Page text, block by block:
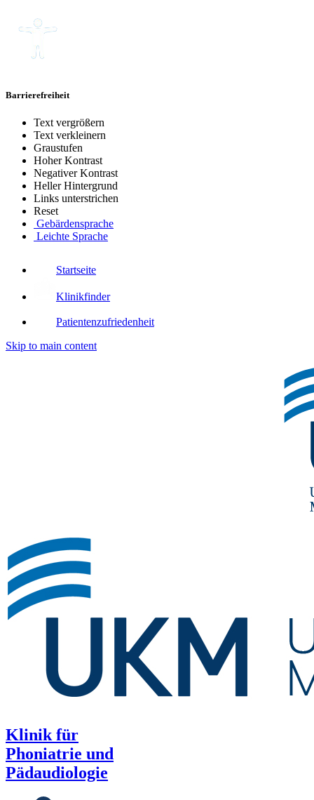
Barrierefreiheit
Text vergrößern
Text verkleinern
Graustufen
Hoher Kontrast
Negativer Kontrast
Heller Hintergrund
Links unterstrichen
Reset
Gebärdensprache
Leichte Sprache
Startseite
Klinikfinder
Patientenzufriedenheit
Skip to main content
Klinik für
Phoniatrie und
Pädaudiologie